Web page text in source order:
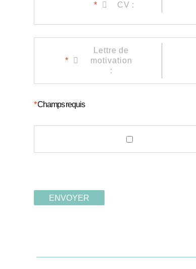
* CV :
*
Lettre de
motivation
:
*Champs requis